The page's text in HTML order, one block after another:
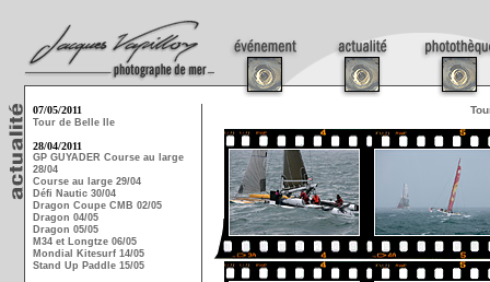
07/05/2011
Tour de Belle Ile
28/04/2011
GP GUYADER Course au large
28/04
Course au large 29/04
Défi Nautic 30/04
Dragon Coupe CMB 02/05
Dragon 04/05
Dragon 05/05
M34 et Longtze 06/05
Mondial Kitesurf 14/05
Stand Up Paddle 15/05